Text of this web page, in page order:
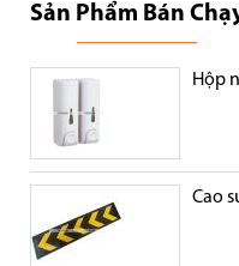
Sản Phẩm Bán
Hộp
Cao